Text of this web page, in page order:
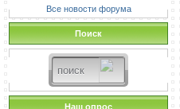
Все новости форума
Поиск
Наш опрос